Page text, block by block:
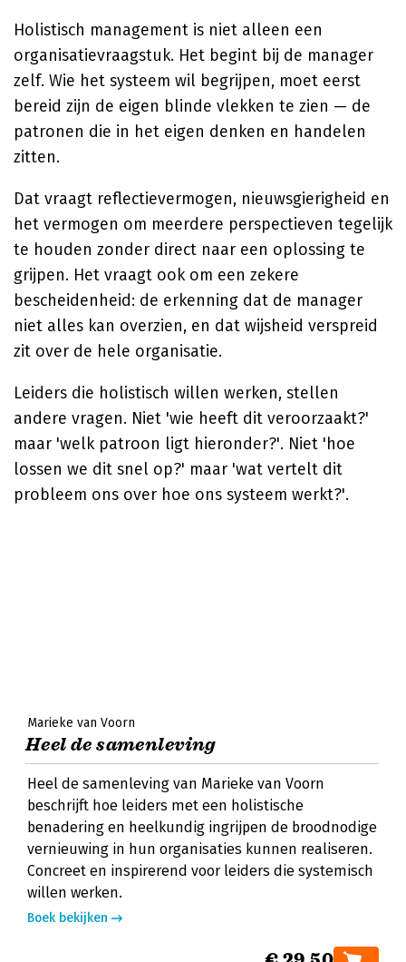
Holistisch management is niet alleen een
organisatievraagstuk. Het begint bij de manager
zelf. Wie het systeem wil begrijpen, moet eerst
bereid zijn de eigen blinde vlekken te zien — de
patronen die in het eigen denken en handelen
zitten.
Dat vraagt reflectievermogen, nieuwsgierigheid en
het vermogen om meerdere perspectieven tegelijk
te houden zonder direct naar een oplossing te
grijpen. Het vraagt ook om een zekere
bescheidenheid: de erkenning dat de manager
niet alles kan overzien, en dat wijsheid verspreid
zit over de hele organisatie.
Leiders die holistisch willen werken, stellen
andere vragen. Niet 'wie heeft dit veroorzaakt?'
maar 'welk patroon ligt hieronder?'. Niet 'hoe
lossen we dit snel op?' maar 'wat vertelt dit
probleem ons over hoe ons systeem werkt?'.
Marieke van Voorn
Heel de samenleving
Heel de samenleving van Marieke van Voorn
beschrijft hoe leiders met een holistische
benadering en heelkundig ingrijpen de broodnodige
vernieuwing in hun organisaties kunnen realiseren.
Concreet en inspirerend voor leiders die systemisch
willen werken.
Boek bekijken